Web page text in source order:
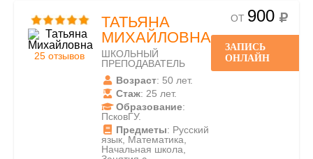
25 отзывов
ТАТЬЯНА
МИХАЙЛОВНА
ШКОЛЬНЫЙ
ПРЕПОДАВАТЕЛЬ
Возраст: 50 лет.
Стаж: 25 лет.
Образование:
ПсковГУ.
Предметы: Русский
язык, Математика,
Начальная школа,
ОТ 900
ЗАПИСЬ
ОНЛАЙН